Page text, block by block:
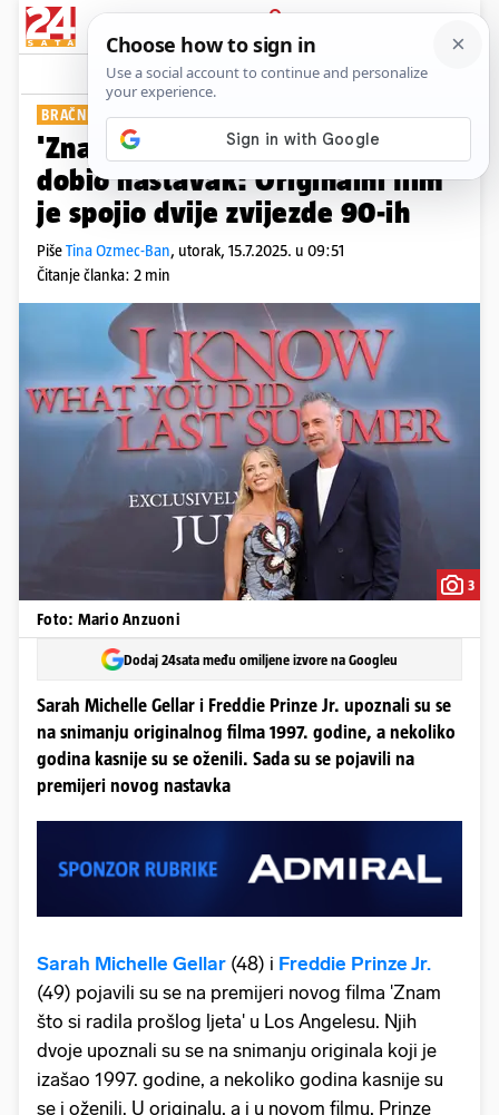
PRIJAVA
Show Komentari
BRAČNI PAR NA PREMIJERI
'Znam što si radila prošlog ljeta'
dobio nastavak: Originalni film
je spojio dvije zvijezde 90-ih
PišeTina Ozmec-Ban, utorak, 15.7.2025. u 09:51
Čitanje članka: 2 min
3
Foto: Mario Anzuoni
Dodaj 24sata među omiljene izvore na Googleu
Sarah Michelle Gellar i Freddie Prinze Jr. upoznali su se
na snimanju originalnog filma 1997. godine, a nekoliko
godina kasnije su se oženili. Sada su se pojavili na
premijeri novog nastavka
Sarah Michelle Gellar (48) i Freddie Prinze Jr.
(49) pojavili su se na premijeri novog filma 'Znam
što si radila prošlog ljeta' u Los Angelesu. Njih
dvoje upoznali su se na snimanju originala koji je
izašao 1997. godine, a nekoliko godina kasnije su
se i oženili. U originalu, a i u novom filmu, Prinze